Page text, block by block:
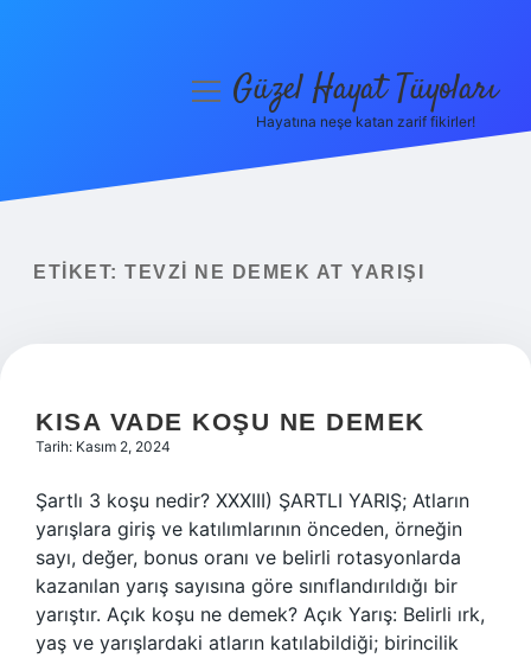
Yasal Uyarı
menüyüGüzel Hayat Tüyoları
Hayatına neşe katan zarif fikirler!
ETIKET: TEVZI NE DEMEK AT YARIŞI
KISA VADE KOŞU NE DEMEK
Tarih: Kasım 2, 2024
Şartlı 3 koşu nedir? XXXIII) ŞARTLI YARIŞ; Atların
yarışlara giriş ve katılımlarının önceden, örneğin
sayı, değer, bonus oranı ve belirli rotasyonlarda
kazanılan yarış sayısına göre sınıflandırıldığı bir
yarıştır. Açık koşu ne demek? Açık Yarış: Belirli ırk,
yaş ve yarışlardaki atların katılabildiği; birincilik